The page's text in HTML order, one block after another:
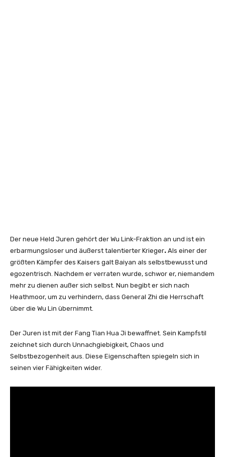
Der neue Held Juren gehört der Wu Link-Fraktion an und ist ein
erbarmungsloser und äußerst talentierter Krieger. Als einer der
größten Kämpfer des Kaisers galt Baiyan als selbstbewusst und
egozentrisch. Nachdem er verraten wurde, schwor er, niemandem
mehr zu dienen außer sich selbst. Nun begibt er sich nach
Heathmoor, um zu verhindern, dass General Zhi die Herrschaft
über die Wu Lin übernimmt.
Der Juren ist mit der Fang Tian Hua Ji bewaffnet. Sein Kampfstil
zeichnet sich durch Unnachgiebigkeit, Chaos und
Selbstbezogenheit aus. Diese Eigenschaften spiegeln sich in
seinen vier Fähigkeiten wider.